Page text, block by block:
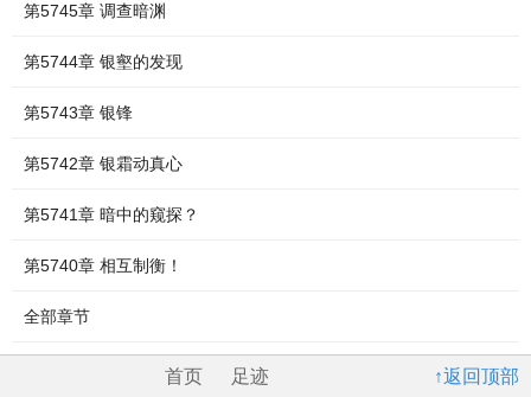
第5745章 调查暗渊
第5744章 银壑的发现
第5743章 银锋
第5742章 银霜动真心
第5741章 暗中的窥探？
第5740章 相互制衡！
全部章节
↑返回顶部
首页 足迹